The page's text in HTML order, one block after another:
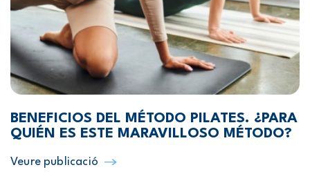
BENEFICIOS DEL MÉTODO PILATES. ¿PARA
QUIÉN ES ESTE MARAVILLOSO MÉTODO?
Veure publicació